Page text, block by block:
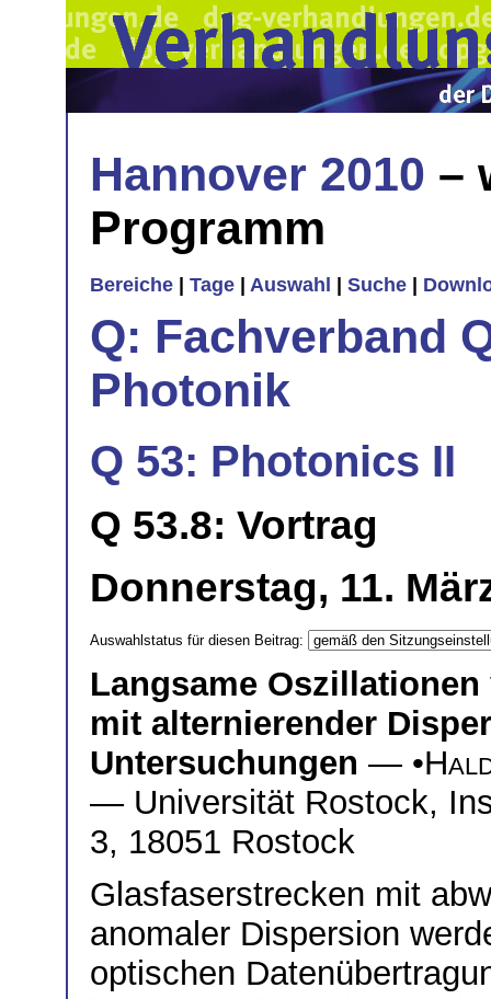
Hannover 2010 –
Programm
Bereiche Tage Auswahl Suche
Q: Fachverband
Photonik
Q 53: Photonics II
Q 53.8: Vortrag
Donnerstag, 11.
Auswahlstatus für diesen Beitrag:
Langsame
mit alternierender
Untersuchungen — •
— Universität Rostock,
3, 18051 Rostock
Glasfaserstrecken mit
anomaler Dispersion
optischen